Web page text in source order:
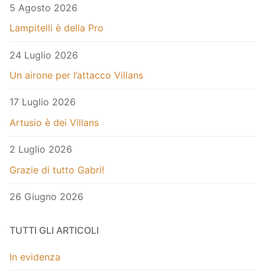
5 Agosto 2026
Lampitelli è della Pro
24 Luglio 2026
Un airone per l’attacco Villans
17 Luglio 2026
Artusio è dei Villans
2 Luglio 2026
Grazie di tutto Gabri!
26 Giugno 2026
TUTTI GLI ARTICOLI
In evidenza